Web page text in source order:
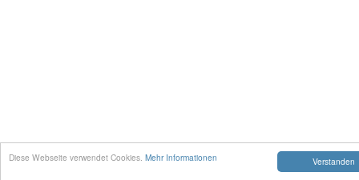
Verstanden
Diese Webseite verwendet Cookies. Mehr Informationen